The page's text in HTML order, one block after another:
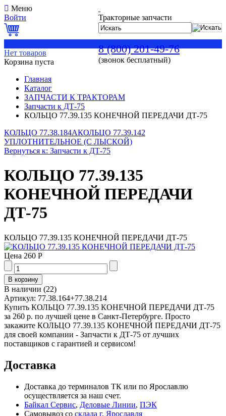
Тракторные запчасти
8 (800) 201-49-76
(звонок бесплатный)
Меню
Войти
Нет товаров
Корзина пуста
Главная
Каталог
ЗАПЧАСТИ К ТРАКТОРАМ
Запчасти к ДТ-75
КОЛЬЦО 77.39.135 КОНЕЧНОЙ ПЕРЕДАЧИ ДТ-75
КОЛЬЦО 77.38.184АКОЛЬЦО 77.39.142
УПЛОТНИТЕЛЬНОЕ (С ЛЫСКОЙ)
Вернуться к: Запчасти к ДТ-75
КОЛЬЦО 77.39.135
КОНЕЧНОЙ ПЕРЕДАЧИ
ДТ-75
КОЛЬЦО 77.39.135 КОНЕЧНОЙ ПЕРЕДАЧИ ДТ-75
Цена 260 Р
В наличии (22)
Артикул: 77.38.164+77.38.214
Купить КОЛЬЦО 77.39.135 КОНЕЧНОЙ ПЕРЕДАЧИ ДТ-75
за 260 р. по лучшей цене в Санкт-Петербурге. Просто
закажите КОЛЬЦО 77.39.135 КОНЕЧНОЙ ПЕРЕДАЧИ ДТ-75
для своей компании - Запчасти к ДТ-75 от лучших
поставщиков с гарантией и сервисом!
Доставка
Доставка до терминалов ТК или по Ярославлю
осуществляется за наш счет.
Байкал Сервис, Деловые Линии, ПЭК
Самовывоз со склада г. Ярославля